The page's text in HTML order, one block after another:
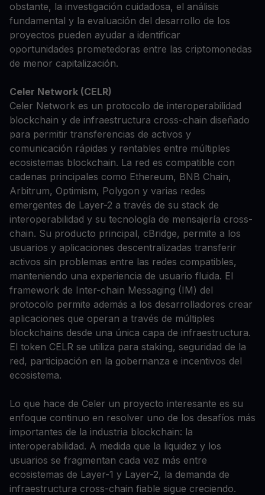
obstante, la investigación cuidadosa, el análisis
fundamental y la evaluación del desarrollo de los
proyectos pueden ayudar a identificar
oportunidades prometedoras entre las criptomonedas
de menor capitalización.
Celer Network (CELR)
Celer Network es un protocolo de interoperabilidad
blockchain y de infraestructura cross-chain diseñado
para permitir transferencias de activos y
comunicación rápidas y rentables entre múltiples
ecosistemas blockchain. La red es compatible con
cadenas principales como Ethereum, BNB Chain,
Arbitrum, Optimism, Polygon y varias redes
emergentes de Layer-2 a través de su stack de
interoperabilidad y su tecnología de mensajería cross-
chain. Su producto principal, cBridge, permite a los
usuarios y aplicaciones descentralizadas transferir
activos sin problemas entre las redes compatibles,
manteniendo una experiencia de usuario fluida. El
framework de Inter-chain Messaging (IM) del
protocolo permite además a los desarrolladores crear
aplicaciones que operan a través de múltiples
blockchains desde una única capa de infraestructura.
El token CELR se utiliza para staking, seguridad de la
red, participación en la gobernanza e incentivos del
ecosistema.
Lo que hace de Celer un proyecto interesante es su
enfoque continuo en resolver uno de los desafíos más
importantes de la industria blockchain: la
interoperabilidad. A medida que la liquidez y los
usuarios se fragmentan cada vez más entre
ecosistemas de Layer-1 y Layer-2, la demanda de
infraestructura cross-chain fiable sigue creciendo.